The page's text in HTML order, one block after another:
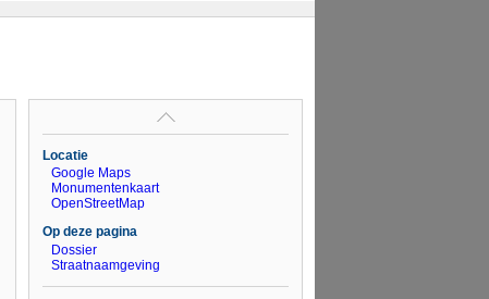
Locatie
Google Maps
Monumentenkaart
OpenStreetMap
Op deze pagina
Dossier
Straatnaamgeving